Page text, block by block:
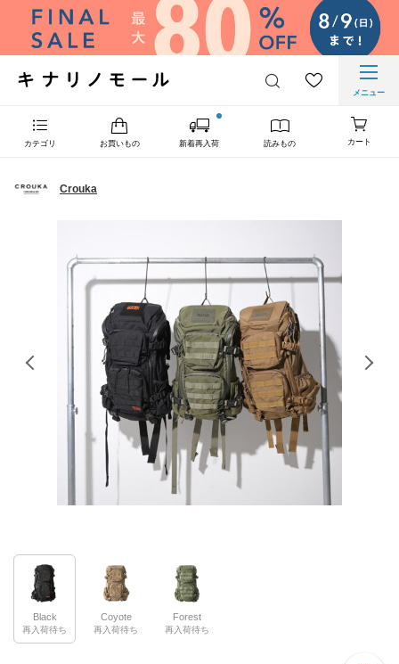
メニュー
カテゴリ お買いもの 新着再入荷 読みもの カート
Crouka
Black
再入荷待ち
Coyote
再入荷待ち
Forest
再入荷待ち